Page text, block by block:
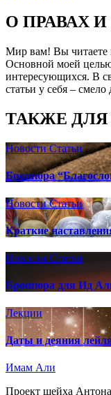
О ПРАВАХ
Мир вам! Вы читаете
Основной моей
интересующихся. В
статьи у себя –
ТАКЖЕ ДЛЯ
НовостиСтатьи
Брошюра
НовостиСтатьи
Краткие
Новости Статьи
Брошюра для Ид
Лекции
Даты и деяния
Имам Али
Проект шейха